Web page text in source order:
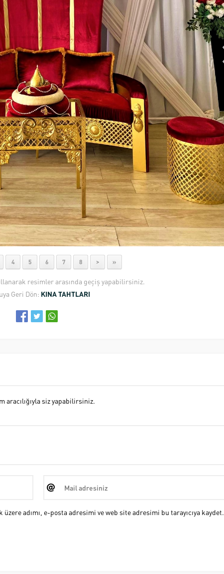
4 5 6 7 8 > »
resimler arasında geçiş yapabilirsiniz.
Geri Dön: KINA TAHTLARI
aracılığıyla siz yapabilirsiniz.
adımı, e-posta adresimi ve web site adresimi bu tarayıcıya kaydet.